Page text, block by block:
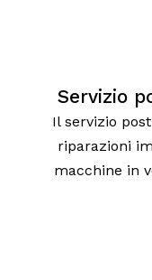
Servizio
Il servizio
riparazioni
macchine in